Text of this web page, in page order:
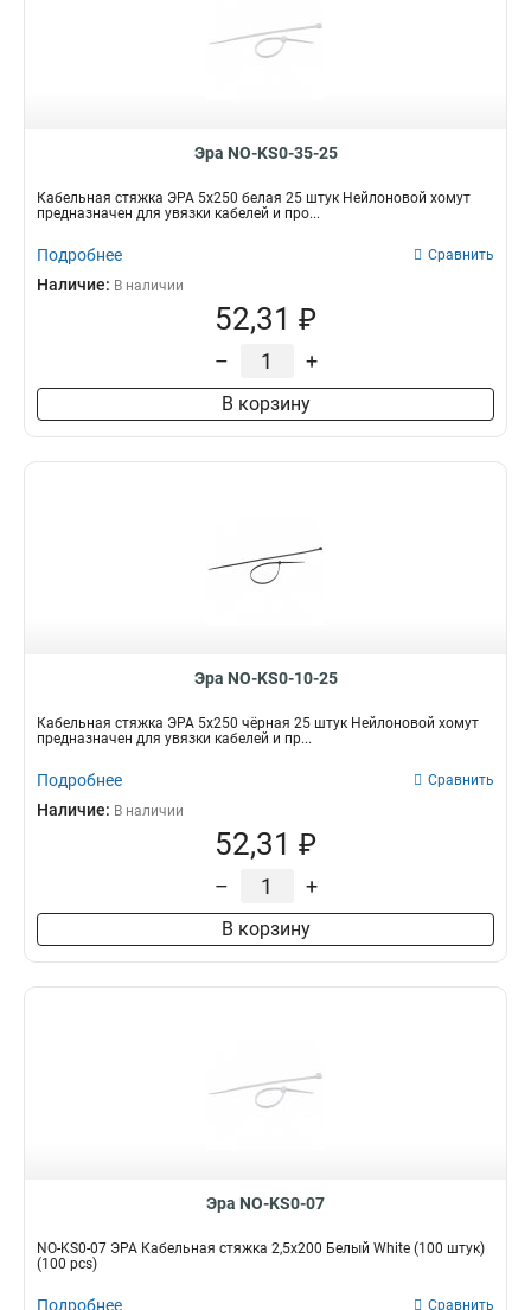
Эра NO-KS0-35-25
Кабельная стяжка ЭРА 5x250 белая 25 штук Нейлоновой хомут
предназначен для увязки кабелей и про...
Подробнее Сравнить
Наличие: В наличии
52,31 ₽
– +
В корзину
Эра NO-KS0-10-25
Кабельная стяжка ЭРА 5x250 чёрная 25 штук Нейлоновой хомут
предназначен для увязки кабелей и пр...
Подробнее Сравнить
Наличие: В наличии
52,31 ₽
– +
В корзину
Эра NO-KS0-07
NO-KS0-07 ЭРА Кабельная стяжка 2,5х200 Белый White (100 штук)
(100 pcs)
Подробнее Сравнить